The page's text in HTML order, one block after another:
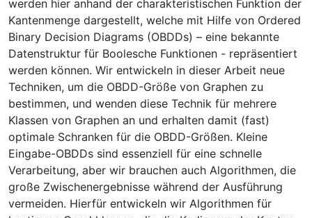
werden hier anhand der charakteristischen Funktion der
Kantenmenge dargestellt, welche mit Hilfe von Ordered
Binary Decision Diagrams (OBDDs) – eine bekannte
Datenstruktur für Boolesche Funktionen - repräsentiert
werden können. Wir entwickeln in dieser Arbeit neue
Techniken, um die OBDD-Größe von Graphen zu
bestimmen, und wenden diese Technik für mehrere
Klassen von Graphen an und erhalten damit (fast)
optimale Schranken für die OBDD-Größen. Kleine
Eingabe-OBDDs sind essenziell für eine schnelle
Verarbeitung, aber wir brauchen auch Algorithmen, die
große Zwischenergebnisse während der Ausführung
vermeiden. Hierfür entwickeln wir Algorithmen für